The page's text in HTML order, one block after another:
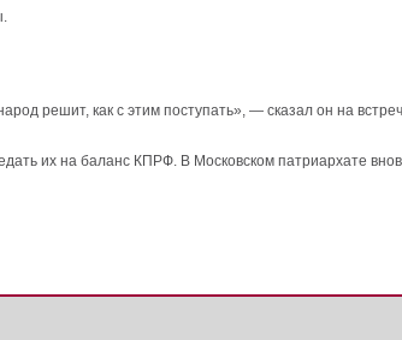
решит, как с этим поступать», — сказал он на
их на баланс КПРФ. В Московском патриархате